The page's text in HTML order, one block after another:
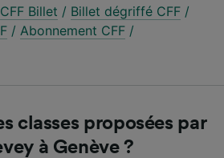
CFF Billet / Billet dégriffé CFF /
/ Abonnement CFF /
classes proposées par
à Genève ?